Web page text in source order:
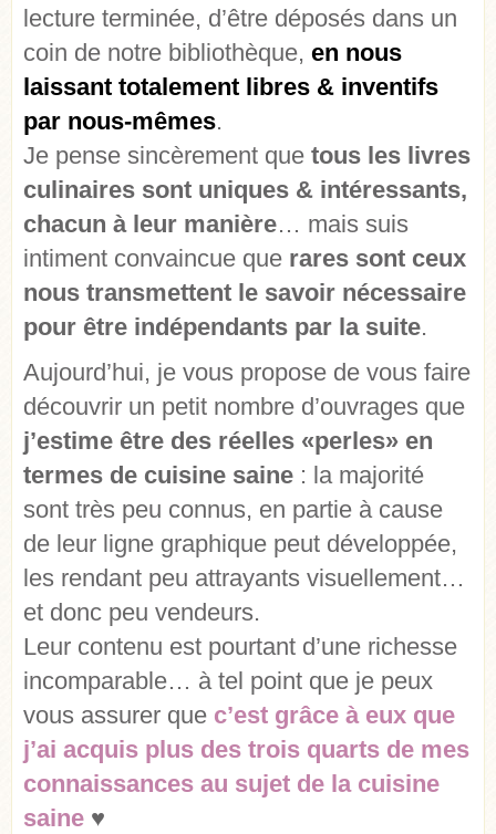
lecture terminée, d’être déposés dans un
coin de notre bibliothèque, en nous
laissant totalement libres & inventifs
par nous-mêmes.
Je pense sincèrement que tous les livres
culinaires sont uniques & intéressants,
chacun à leur manière… mais suis
intiment convaincue que rares sont ceux
nous transmettent le savoir nécessaire
pour être indépendants par la suite.
Aujourd’hui, je vous propose de vous faire
découvrir un petit nombre d’ouvrages que
j’estime être des réelles «perles» en
termes de cuisine saine : la majorité
sont très peu connus, en partie à cause
de leur ligne graphique peut développée,
les rendant peu attrayants visuellement…
et donc peu vendeurs.
Leur contenu est pourtant d’une richesse
incomparable… à tel point que je peux
vous assurer que c’est grâce à eux que
j’ai acquis plus des trois quarts de mes
connaissances au sujet de la cuisine
saine ♥